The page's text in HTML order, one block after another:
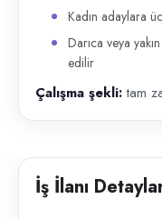
Kadın adaylara
Darıca veya
edilir
Çalışma şekli:tam
İş İlanı